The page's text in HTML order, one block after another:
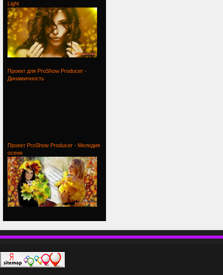
Light
Проект для ProShow Producer -
Динамичность
Проект ProShow Producer - Мелодия
осени